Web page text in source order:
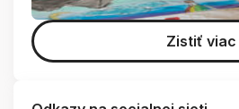
Zistiť viac